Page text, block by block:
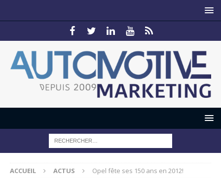
ACCUEIL ACTUS Opel fête ses 150 ans en 2012!